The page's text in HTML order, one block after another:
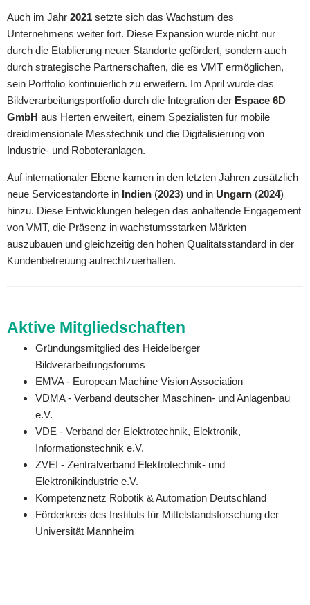
Auch im Jahr 2021 setzte sich das Wachstum des
Unternehmens weiter fort. Diese Expansion wurde nicht nur
durch die Etablierung neuer Standorte gefördert, sondern auch
durch strategische Partnerschaften, die es VMT ermöglichen,
sein Portfolio kontinuierlich zu erweitern. Im April wurde das
Bildverarbeitungsportfolio durch die Integration der Espace 6D
GmbH aus Herten erweitert, einem Spezialisten für mobile
dreidimensionale Messtechnik und die Digitalisierung von
Industrie- und Roboteranlagen.
Auf internationaler Ebene kamen in den letzten Jahren zusätzlich
neue Servicestandorte in Indien (2023) und in Ungarn (2024)
hinzu. Diese Entwicklungen belegen das anhaltende Engagement
von VMT, die Präsenz in wachstumsstarken Märkten
auszubauen und gleichzeitig den hohen Qualitätsstandard in der
Kundenbetreuung aufrechtzuerhalten.
Aktive Mitgliedschaften
Gründungsmitglied des Heidelberger
Bildverarbeitungsforums
EMVA - European Machine Vision Association
VDMA - Verband deutscher Maschinen- und Anlagenbau
e.V.
VDE - Verband der Elektrotechnik, Elektronik,
Informationstechnik e.V.
ZVEI - Zentralverband Elektrotechnik- und
Elektronikindustrie e.V.
Kompetenznetz Robotik & Automation Deutschland
Förderkreis des Instituts für Mittelstandsforschung der
Universität Mannheim